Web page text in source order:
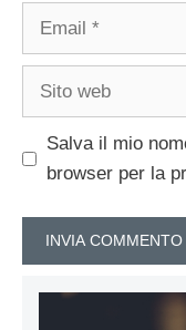
Email
Sito
Salva il mio
browser per la